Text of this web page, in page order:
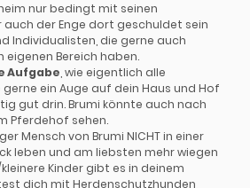
nur bedingt mit seinen
der Enge dort geschuldet sein
Individualisten, die gerne auch
eigenen Bereich haben.
Aufgabe , wie eigentlich alle
gerne ein Auge auf dein Haus und Hof
gut drin. Brumi könnte auch nach
Pferdehof sehen.
Mensch von Brumi NICHT in einer
leben und am liebsten mehr wiegen
Kinder gibt es in deinem
dich mit Herdenschutzhunden,